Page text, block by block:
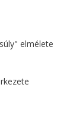
elmélete